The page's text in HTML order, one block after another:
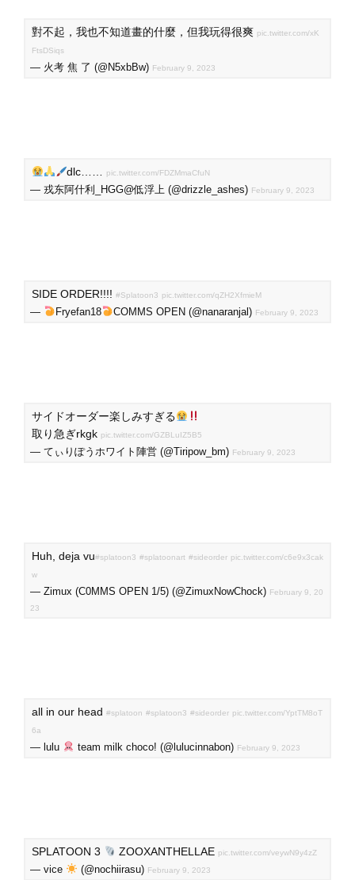
對不起，我也不知道畫的什麼，但我玩得很爽 pic.twitter.com/xK
FtsDSiqs
— 火考 焦 了 (@N5xbBw) February 9, 2023
dlc…… pic.twitter.com/FDZMmaCfuN
— 戎东阿什利_HGG@低浮上 (@drizzle_ashes) February 9, 2023
SIDE ORDER!!!! #Splatoon3 pic.twitter.com/qZH2XfmieM
— Fryefan18 COMMS OPEN (@nanaranjal) February 9, 2023
サイドオーダー楽しみすぎる
取り急ぎrkgk pic.twitter.com/GZBLuIZ5B5
— てぃりぽうホワイト陣営 (@Tiripow_bm) February 9, 2023
Huh, deja vu#splatoon3 #splatoonart #sideorder pic.twitter.com/c6e9x3cak
w
— Zimux (C0MMS OPEN 1/5) (@ZimuxNowChock) February 9, 20
23
all in our head #splatoon #splatoon3 #sideorder pic.twitter.com/YptTM8oT
6a
— lulu team milk choco! (@lulucinnabon) February 9, 2023
SPLATOON 3 ZOOXANTHELLAE pic.twitter.com/veywN9y4zZ
— vice (@nochiirasu) February 9, 2023